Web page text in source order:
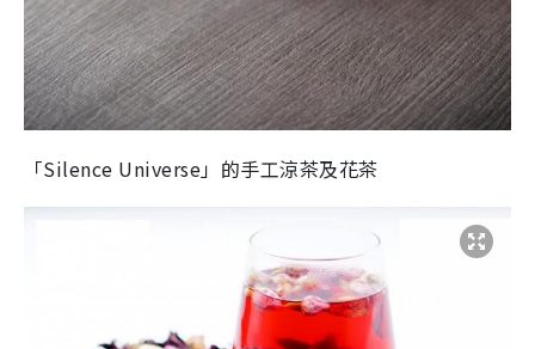
「Silence Universe」的手工涼茶及花茶